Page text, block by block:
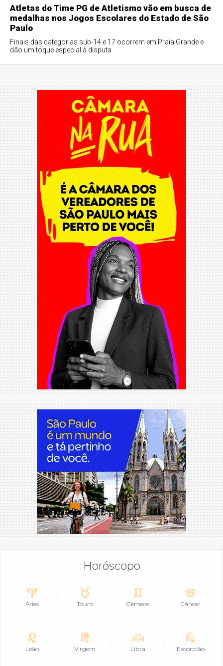
Atletas do Time PG de Atletismo vão em busca de
medalhas nos Jogos Escolares do Estado de São
Paulo
Finais das categorias sub-14 e 17 ocorrem em Praia Grande e
dão um toque especial à disputa
Horóscopo
Áries Touro Gêmeos Câncer
Leão Virgem Libra Escorpião